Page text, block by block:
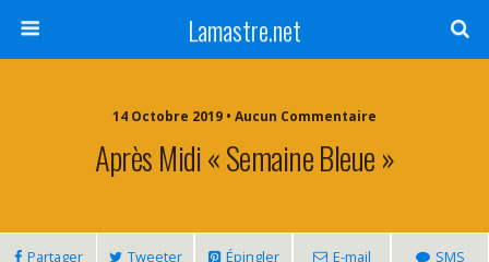
Lamastre.net
14 Octobre 2019 • Aucun Commentaire
Après Midi « Semaine Bleue »
Partager Tweeter Épingler E-mail SMS